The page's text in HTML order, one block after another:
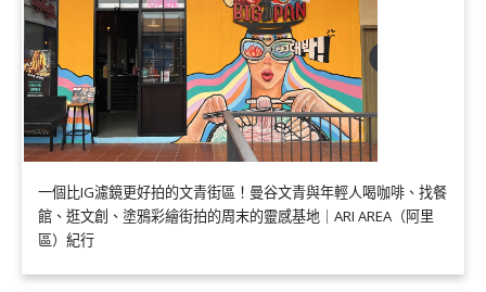
一個比IG濾鏡更好拍的文青街區！曼谷文青與年輕人喝咖啡、找餐
館、逛文創、塗鴉彩繪街拍的周末的靈感基地｜ARI AREA（阿里
區）紀行